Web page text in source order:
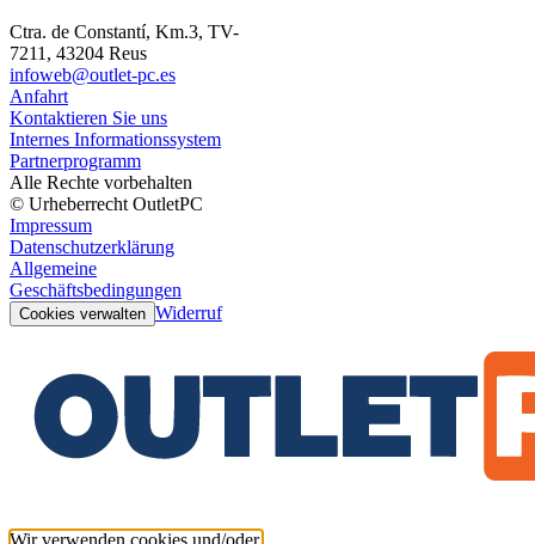
Ctra. de Constantí, Km.3, TV-
7211, 43204 Reus
infoweb@outlet-pc.es
Anfahrt
Kontaktieren Sie uns
Internes Informationssystem
Partnerprogramm
Alle Rechte vorbehalten
© Urheberrecht OutletPC
Impressum
Datenschutzerklärung
Allgemeine
Geschäftsbedingungen
Cookies verwalten Widerruf